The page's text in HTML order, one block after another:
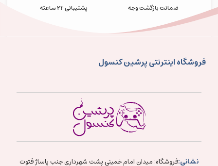
ضمانت بازگشت وجه پشتیبانی 24 ساعته
فروشگاه اینترنتی پرشین کنسول
نشانی:فروشگاه: میدان امام خمینی پشت شهرداری جنب پاساژ فتوت